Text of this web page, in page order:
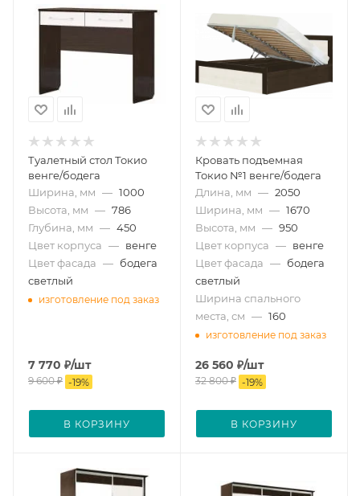
Туалетный стол Токио
венге/бодега
Ширина, мм — 1000
Высота, мм — 786
Глубина, мм — 450
Цвет корпуса — венге
Цвет фасада — бодега
светлый
изготовление под заказ
7 770 ₽/шт
9 600₽ -19%
В КОРЗИНУ
Кровать подъемная
Токио №1 венге/бодега
Длина, мм — 2050
Ширина, мм — 1670
Высота, мм — 950
Цвет корпуса — венге
Цвет фасада — бодега
светлый
Ширина спального
места, см — 160
изготовление под заказ
26 560 ₽/шт
32 800₽ -19%
В КОРЗИНУ